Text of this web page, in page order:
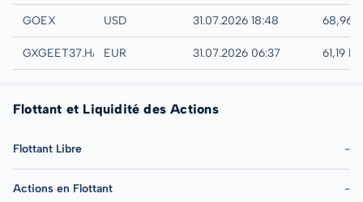
AMEX
GOEX USD 31.07.2026 18:48 68,96
Hamburg
GXGEET37.HAMBEUR 31.07.2026 06:37 61,19
Flottant et Liquidité des Actions
Flottant Libre -
Actions en Flottant -